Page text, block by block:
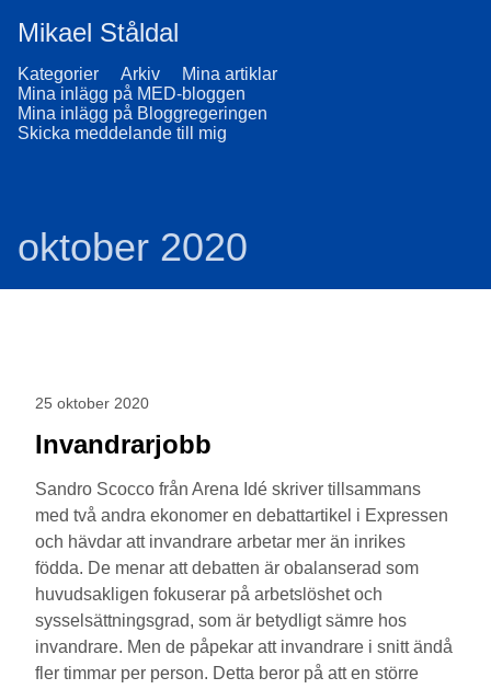
Mikael Ståldal
Kategorier Arkiv
Mina artiklar
Mina inlägg på MED-bloggen
Mina inlägg på Bloggregeringen
Skicka meddelande till mig
oktober 2020
25 oktober 2020
Invandrarjobb
Sandro Scocco från Arena Idé skriver tillsammans
med två andra ekonomer en debattartikel i Expressen
och hävdar att invandrare arbetar mer än inrikes
födda. De menar att debatten är obalanserad som
huvudsakligen fokuserar på arbetslöshet och
sysselsättningsgrad, som är betydligt sämre hos
invandrare. Men de påpekar att invandrare i snitt ändå
fler timmar per person. Detta beror på att en större